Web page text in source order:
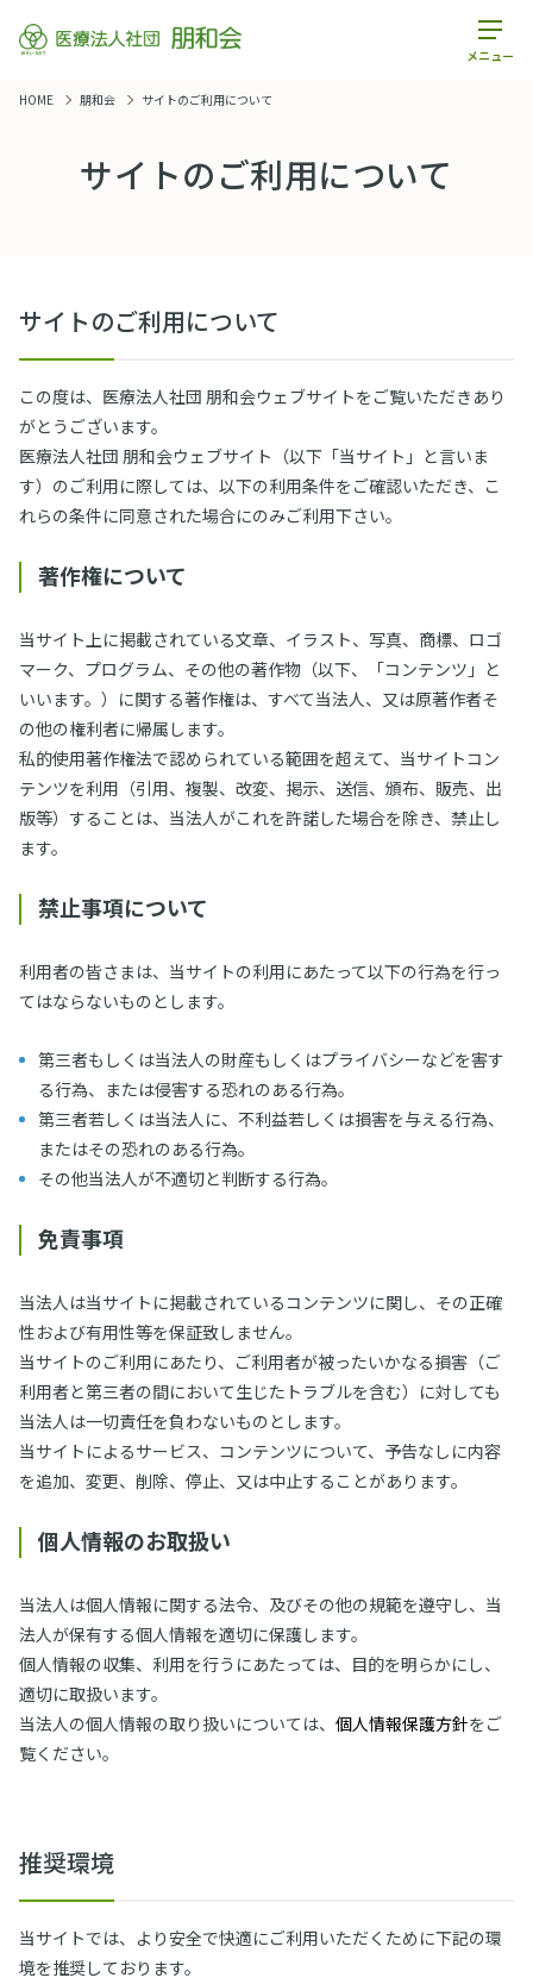
メニュー
HOME 朋和会 サイトのご利用について
サイトのご利用について
サイトのご利用について
この度は、医療法人社団 朋和会ウェブサイトをご覧いただきあり
がとうございます。
医療法人社団 朋和会ウェブサイト（以下「当サイト」と言いま
す）のご利用に際しては、以下の利用条件をご確認いただき、こ
れらの条件に同意された場合にのみご利用下さい。
著作権について
当サイト上に掲載されている文章、イラスト、写真、商標、ロゴ
マーク、プログラム、その他の著作物（以下、「コンテンツ」と
いいます。）に関する著作権は、すべて当法人、又は原著作者そ
の他の権利者に帰属します。
私的使用著作権法で認められている範囲を超えて、当サイトコン
テンツを利用（引用、複製、改変、掲示、送信、頒布、販売、出
版等）することは、当法人がこれを許諾した場合を除き、禁止し
ます。
禁止事項について
利用者の皆さまは、当サイトの利用にあたって以下の行為を行っ
てはならないものとします。
第三者もしくは当法人の財産もしくはプライバシーなどを害す
る行為、または侵害する恐れのある行為。
第三者若しくは当法人に、不利益若しくは損害を与える行為、
またはその恐れのある行為。
その他当法人が不適切と判断する行為。
免責事項
当法人は当サイトに掲載されているコンテンツに関し、その正確
性および有用性等を保証致しません。
当サイトのご利用にあたり、ご利用者が被ったいかなる損害（ご
利用者と第三者の間において生じたトラブルを含む）に対しても
当法人は一切責任を負わないものとします。
当サイトによるサービス、コンテンツについて、予告なしに内容
を追加、変更、削除、停止、又は中止することがあります。
個人情報のお取扱い
当法人は個人情報に関する法令、及びその他の規範を遵守し、当
法人が保有する個人情報を適切に保護します。
個人情報の収集、利用を行うにあたっては、目的を明らかにし、
適切に取扱います。
当法人の個人情報の取り扱いについては、 個人情報保護方針をご
覧ください。
推奨環境
当サイトでは、より安全で快適にご利用いただくために下記の環
境を推奨しております。